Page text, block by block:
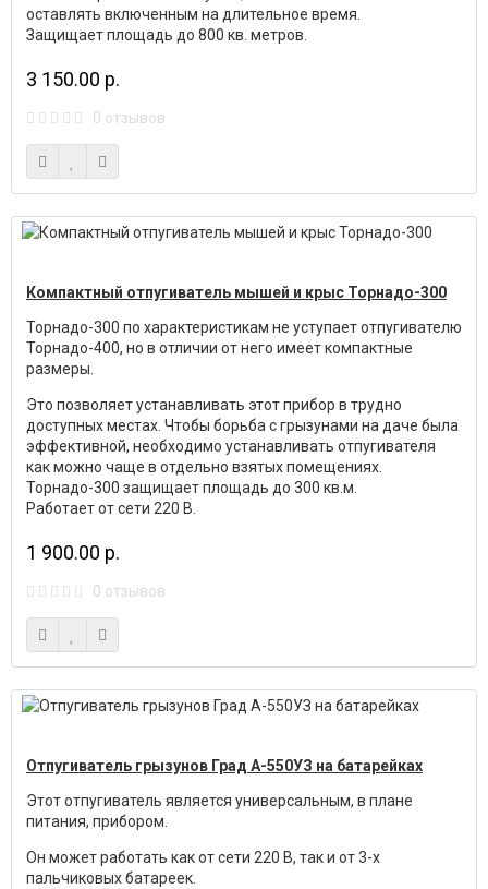
оставлять включенным на длительное время.
Защищает площадь до 800 кв. метров.
3 150.00 р.
0 отзывов
Компактный отпугиватель мышей и крыс Торнадо-300
Торнадо-300 по характеристикам не уступает отпугивателю
Торнадо-400, но в отличии от него имеет компактные
размеры.
Это позволяет устанавливать этот прибор в трудно
доступных местах. Чтобы борьба с грызунами на даче была
эффективной, необходимо устанавливать отпугивателя
как можно чаще в отдельно взятых помещениях.
Торнадо-300 защищает площадь до 300 кв.м.
Работает от сети 220 В.
1 900.00 р.
0 отзывов
Отпугиватель грызунов Град А-550УЗ на батарейках
Этот отпугиватель является универсальным, в плане
питания, прибором.
Он может работать как от сети 220 В, так и от 3-х
пальчиковых батареек.